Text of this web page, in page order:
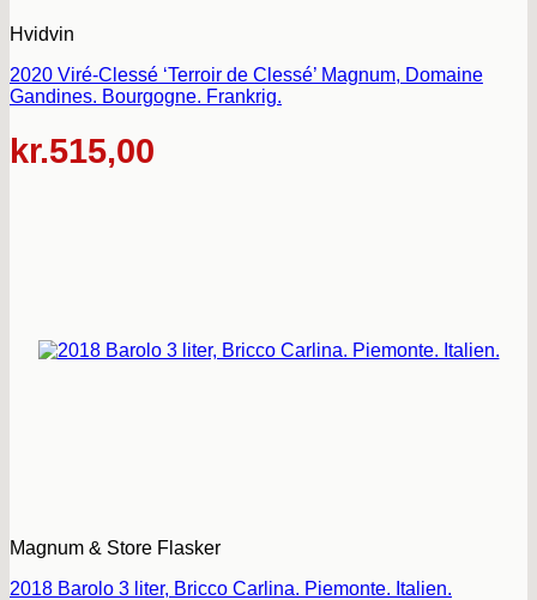
Hvidvin
2020 Viré-Clessé ‘Terroir de Clessé’ Magnum, Domaine
Gandines. Bourgogne. Frankrig.
kr.515,00
Magnum & Store Flasker
2018 Barolo 3 liter, Bricco Carlina. Piemonte. Italien.